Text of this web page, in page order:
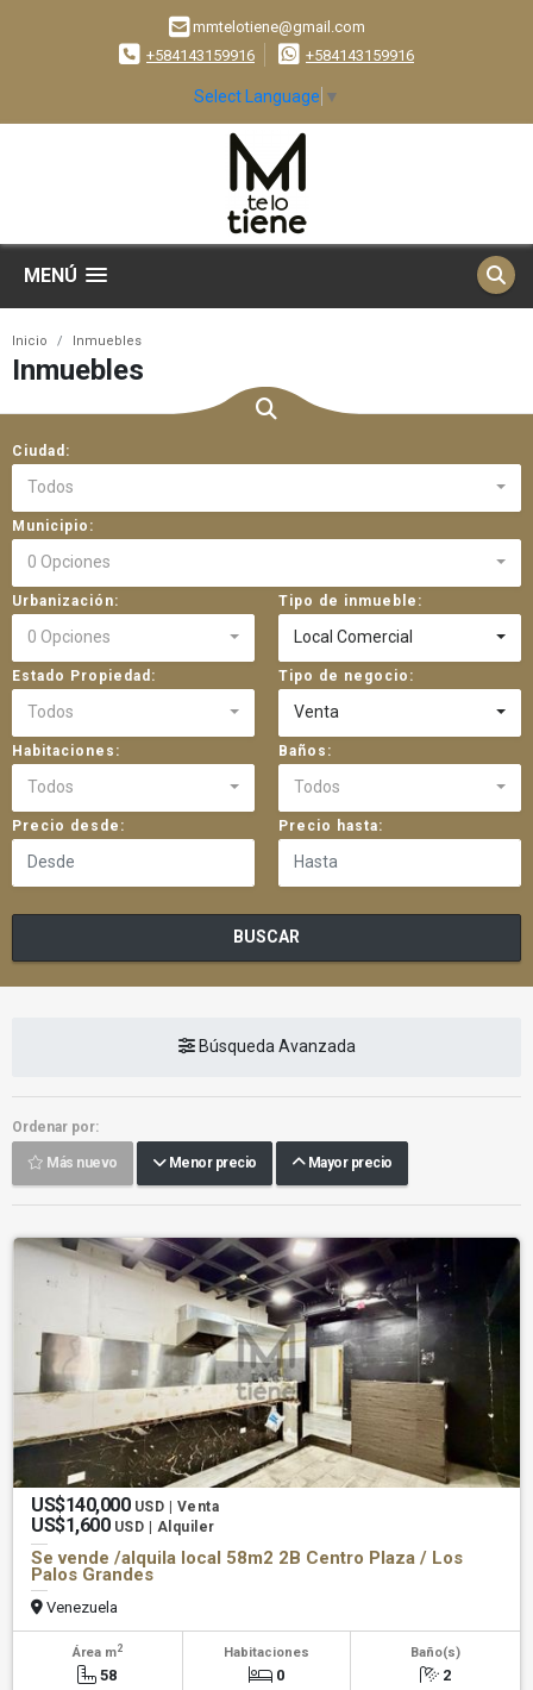
mmtelotiene@gmail.com
+584143159916
+584143159916
Select Language ▼
MENÚ
Inicio Inmuebles
Inmuebles
Ciudad:
Todos
Municipio:
0 Opciones
Urbanización:
0 Opciones
Tipo de inmueble:
Local Comercial
Estado Propiedad:
Todos
Tipo de negocio:
Venta
Habitaciones:
Todos
Baños:
Todos
Precio desde: Precio hasta:
BUSCAR
Búsqueda Avanzada
Ordenar por:
Más nuevo Menor precio Mayor precio
US$140,000 USD | Venta
US$1,600 USD | Alquiler
Se vende /alquila local 58m2 2B Centro Plaza / Los
Palos Grandes
Venezuela
Área m2
58
Habitaciones
0
Baño(s)
2